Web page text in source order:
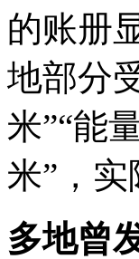
的账册
地部分
米”“能
米”，
多地曾